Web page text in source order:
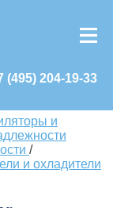
(495) 204-19-33
и
/
и охладители